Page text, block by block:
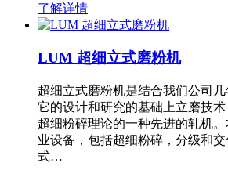
了解详情
LUM 超细立式磨粉机
超细立式磨粉机是结合我们公司几
它的设计和研究的基础上立磨技
超细粉碎理论的一种先进的轧机
业设备，包括超细粉碎，分级和
式…